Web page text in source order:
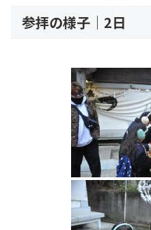
参拝の様子｜2日